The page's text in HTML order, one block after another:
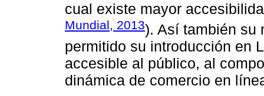
cual existe mayor
Mundial, 2013). Así también su
permitido su introducción en
accesible al público, al
dinámica de comercio en